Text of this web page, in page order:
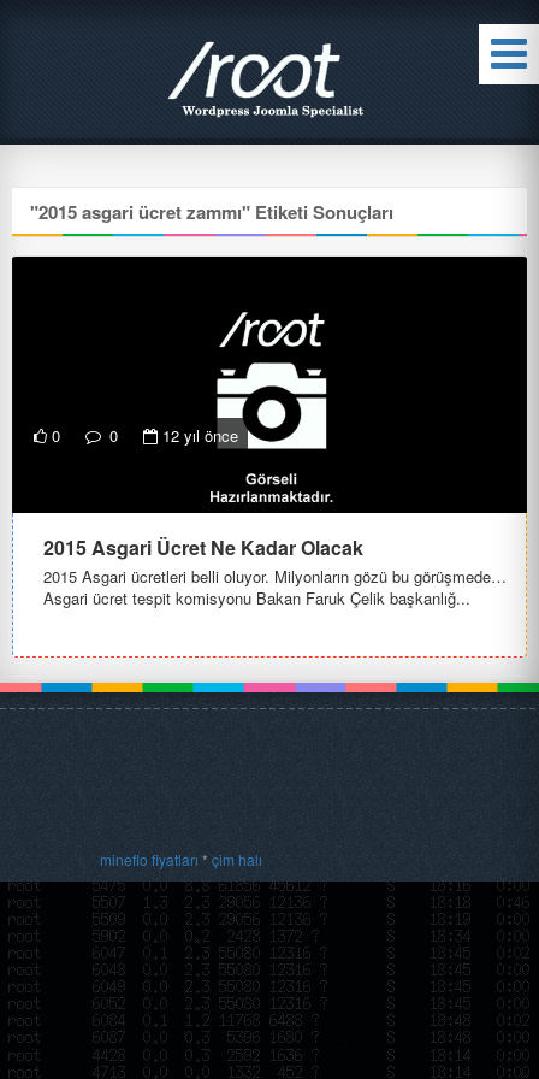
"2015 asgari ücret zammı" Etiketi Sonuçları
0 0 12 yıl önce
2015 Asgari Ücret Ne Kadar Olacak
2015 Asgari ücretleri belli oluyor. Milyonların gözü bu görüşmede…
Asgari ücret tespit komisyonu Bakan Faruk Çelik başkanlığ...
mineflo fiyatları * çim halı